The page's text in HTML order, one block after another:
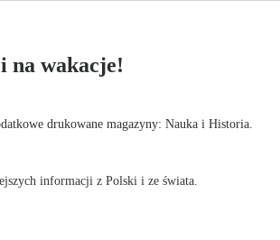
na wakacje!
drukowane magazyny: Nauka i Historia.
informacji z Polski i ze świata.